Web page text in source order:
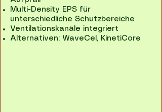
Multi-Density EPS für
unterschiedliche Schutzbereiche
Ventilationskanäle integriert
Alternativen: WaveCel, KinetiCore